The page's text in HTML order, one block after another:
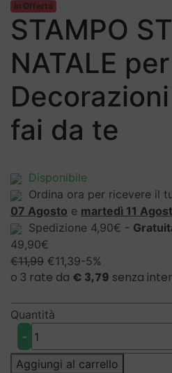
In Offerta
STAMPO
NATALE per
fai da te
Disponibile
Ordina ora per ricevere il
07 Agosto e martedì 11
Spedizione 4,90€ -
49,90€
€11,99 Il
prezzo
era:
€11,99.
€11,39Il
prezzo
€11,39.
-5%
Quantità
STAMPO
STELLA
DI
-
Aggiungi al carrello